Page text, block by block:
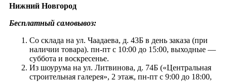
Нижний Новгород
Бесплатный самовывоз:
Со склада на ул. Чаадаева, д. 43Б в день заказа (при
наличии товара). пн-пт с 10:00 до 15:00, выходные —
суббота и воскресенье.
Из шоурума на ул. Литвинова, д. 74Б («Центральная
строительная галерея», 2 этаж, пн-пт с 9:00 до 18:00,